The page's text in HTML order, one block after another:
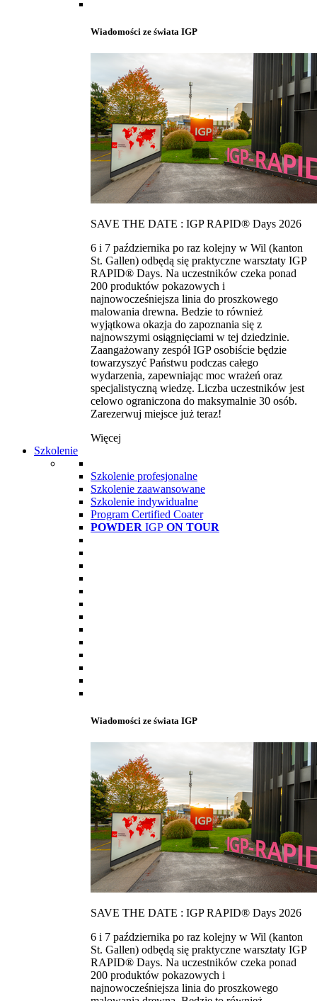
Wiadomości ze świata IGP
SAVE THE DATE : IGP RAPID® Days 2026
6 i 7 października po raz kolejny w Wil (kanton
St. Gallen) odbędą się praktyczne warsztaty IGP
RAPID® Days. Na uczestników czeka ponad
200 produktów pokazowych i
najnowocześniejsza linia do proszkowego
malowania drewna. Bedzie to również
wyjątkowa okazja do zapoznania się z
najnowszymi osiągnięciami w tej dziedzinie.
Zaangażowany zespół IGP osobiście będzie
towarzyszyć Państwu podczas całego
wydarzenia, zapewniając moc wrażeń oraz
specjalistyczną wiedzę. Liczba uczestników jest
celowo ograniczona do maksymalnie 30 osób.
Zarezerwuj miejsce już teraz!
Więcej
Szkolenie
Szkolenie profesjonalne
Szkolenie zaawansowane
Szkolenie indywidualne
Program Certified Coater
POWDER IGP ON TOUR
Wiadomości ze świata IGP
SAVE THE DATE : IGP RAPID® Days 2026
6 i 7 października po raz kolejny w Wil (kanton
St. Gallen) odbędą się praktyczne warsztaty IGP
RAPID® Days. Na uczestników czeka ponad
200 produktów pokazowych i
najnowocześniejsza linia do proszkowego